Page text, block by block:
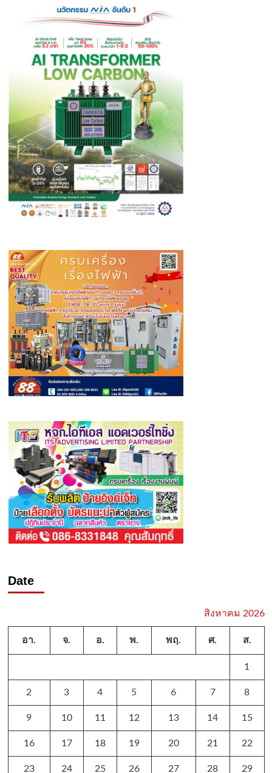
Date
สิงหาคม 2026
อา. จ. อ. พ. พฤ. ศ. ส.
1
2 3 4 5 6 7 8
9 10 11 12 13 14 15
16 17 18 19 20 21 22
23 24 25 26 27 28 29